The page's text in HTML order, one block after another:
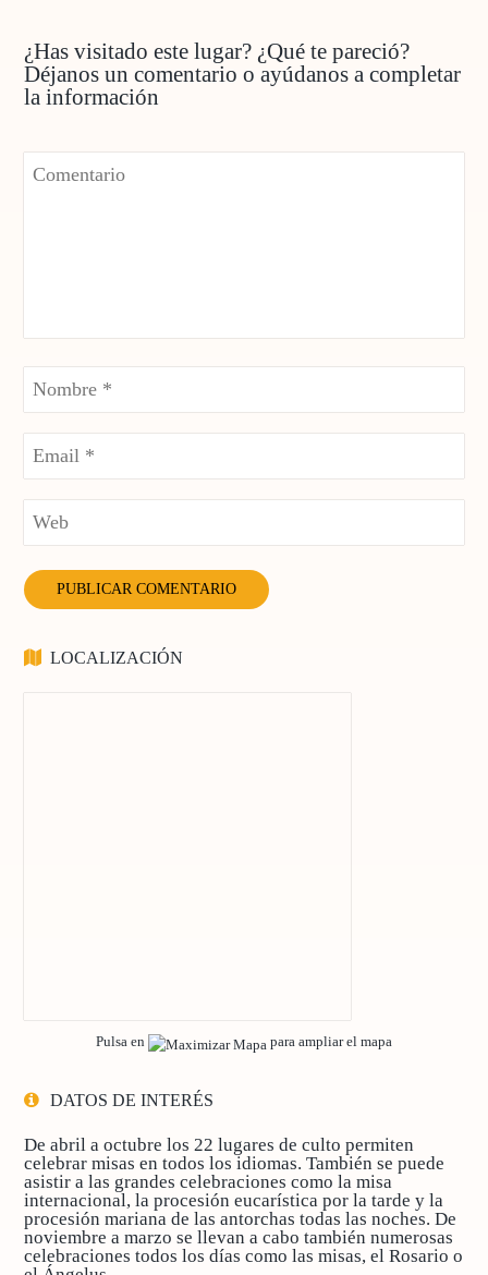
¿Has visitado este lugar? ¿Qué te pareció?
Déjanos un comentario o ayúdanos a completar
la información
LOCALIZACIÓN
Pulsa en para ampliar el mapa
DATOS DE INTERÉS
Deabril a octubre los 22 lugares de culto permiten
celebrar misas en todos los idiomas. También se puede
asistir a las grandes celebraciones como la misa
internacional, la procesión eucarística por la tarde y la
procesión mariana de las antorchas todas las noches. De
noviembre a marzo se llevan a cabo también numerosas
celebraciones todos los días como las misas, el Rosario o